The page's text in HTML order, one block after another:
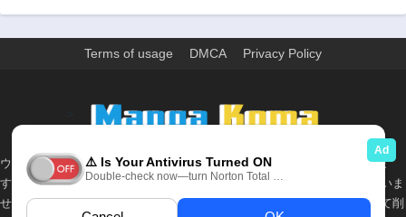
Terms of usage DMCA Privacy Policy
ウェブサイト上のすべての情報と画像は、インターネット上で収集されま
す。 このウェブサイトの情報については、所有していないか、責任を負いま
せん。 個人や組織に影響を与える場合は、必要に応じて、すぐに検討して削